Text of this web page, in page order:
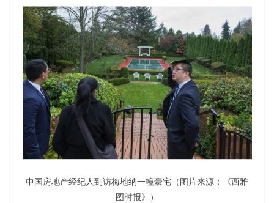
中国房地产经纪人到访梅地纳一幢豪宅（图片来源：《西雅
图时报》）